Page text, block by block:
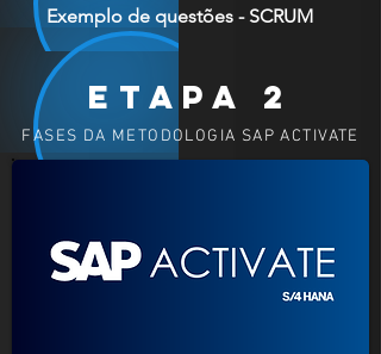
Exemplo de questões - SCRUM
ETAPA 2
FASES DA METODOLOGIA SAP ACTIVATE